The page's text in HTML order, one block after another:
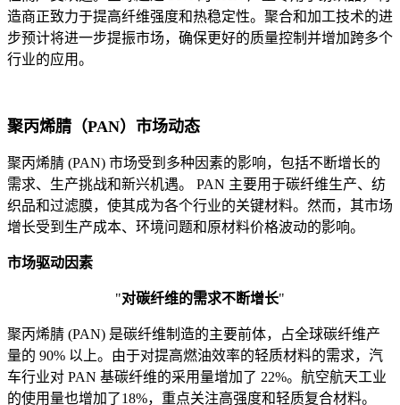
造商正致力于提高纤维强度和热稳定性。聚合和加工技术的进
步预计将进一步提振市场，确保更好的质量控制并增加跨多个
行业的应用。
聚丙烯腈（PAN）市场动态
聚丙烯腈 (PAN) 市场受到多种因素的影响，包括不断增长的
需求、生产挑战和新兴机遇。 PAN 主要用于碳纤维生产、纺
织品和过滤膜，使其成为各个行业的关键材料。然而，其市场
增长受到生产成本、环境问题和原材料价格波动的影响。
市场驱动因素
"对碳纤维的需求不断增长"
聚丙烯腈 (PAN) 是碳纤维制造的主要前体，占全球碳纤维产
量的 90% 以上。由于对提高燃油效率的轻质材料的需求，汽
车行业对 PAN 基碳纤维的采用量增加了 22%。航空航天工业
的使用量也增加了18%，重点关注高强度和轻质复合材料。